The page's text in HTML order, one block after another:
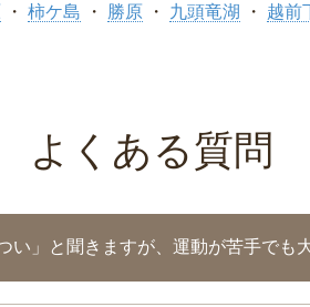
柿ケ島 勝原 九頭竜湖 越前
よくある質問
い」と聞きますが、運動が苦手でも